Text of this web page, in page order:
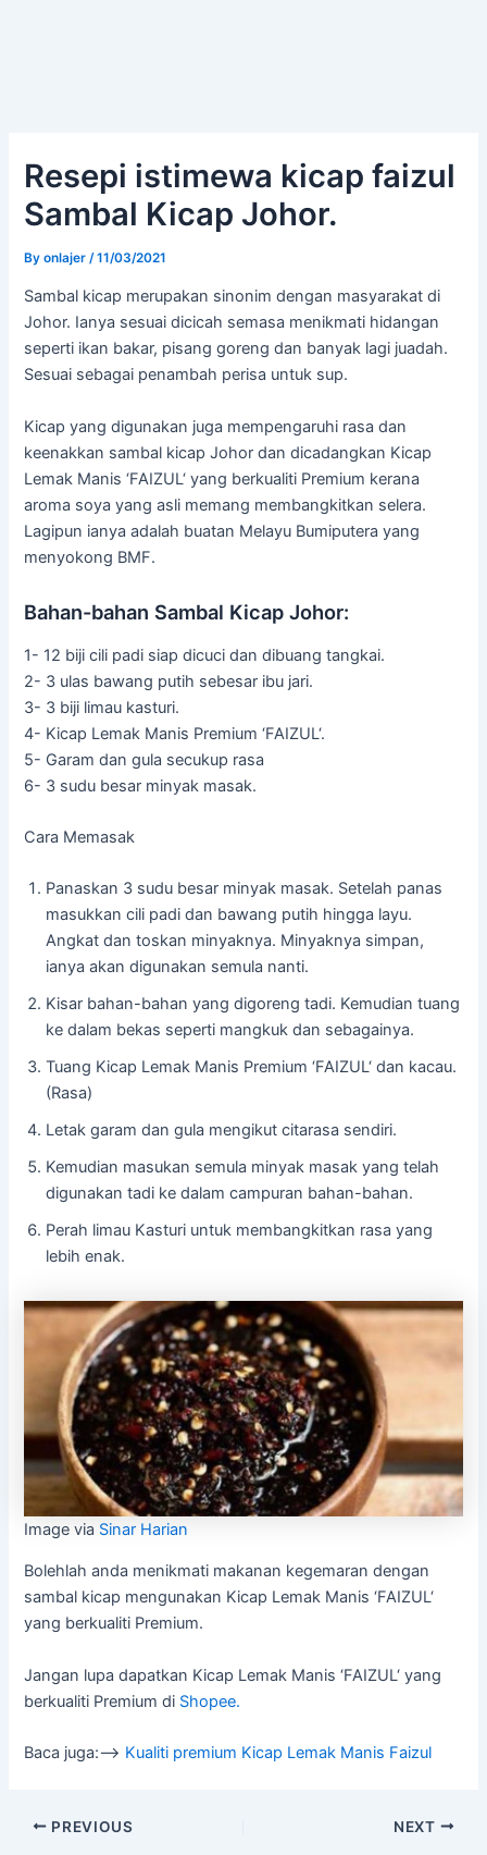
Resepi istimewa kicap faizul
Sambal Kicap Johor.
Byonlajer /11/03/2021
Sambal kicap merupakan sinonim dengan masyarakat di
Johor. Ianya sesuai dicicah semasa menikmati hidangan
seperti ikan bakar, pisang goreng dan banyak lagi juadah.
Sesuai sebagai penambah perisa untuk sup.
Kicap yang digunakan juga mempengaruhi rasa dan
keenakkan sambal kicap Johor dan dicadangkan Kicap
Lemak Manis ‘FAIZUL‘ yang berkualiti Premium kerana
aroma soya yang asli memang membangkitkan selera.
Lagipun ianya adalah buatan Melayu Bumiputera yang
menyokong BMF.
Bahan-bahan Sambal Kicap Johor:
1- 12 biji cili padi siap dicuci dan dibuang tangkai.
2- 3 ulas bawang putih sebesar ibu jari.
3- 3 biji limau kasturi.
4- Kicap Lemak Manis Premium ‘FAIZUL‘.
5- Garam dan gula secukup rasa
6- 3 sudu besar minyak masak.
Cara Memasak
Panaskan 3 sudu besar minyak masak. Setelah panas
masukkan cili padi dan bawang putih hingga layu.
Angkat dan toskan minyaknya. Minyaknya simpan,
ianya akan digunakan semula nanti.
Kisar bahan-bahan yang digoreng tadi. Kemudian tuang
ke dalam bekas seperti mangkuk dan sebagainya.
Tuang Kicap Lemak Manis Premium ‘FAIZUL‘ dan kacau.
(Rasa)
Letak garam dan gula mengikut citarasa sendiri.
Kemudian masukan semula minyak masak yang telah
digunakan tadi ke dalam campuran bahan-bahan.
Perah limau Kasturi untuk membangkitkan rasa yang
lebih enak.
Image via Sinar Harian
Bolehlah anda menikmati makanan kegemaran dengan
sambal kicap mengunakan Kicap Lemak Manis ‘FAIZUL‘
yang berkualiti Premium.
Jangan lupa dapatkan Kicap Lemak Manis ‘FAIZUL‘ yang
berkualiti Premium di Shopee.
Baca juga:–> Kualiti premium Kicap Lemak Manis Faizul
PREVIOUS NEXT